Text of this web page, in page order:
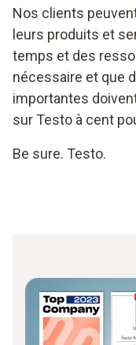
Nos clients
leurs produits et
temps et des
nécessaire et que
importantes
sur Testo à cent
Be sure. Testo.